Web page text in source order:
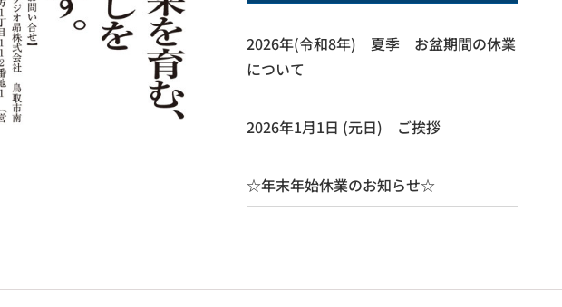
2026年(令和8年) 夏季 お盆期間の休業
について
2026年1月1日 (元日) ご挨拶
☆年末年始休業のお知らせ☆